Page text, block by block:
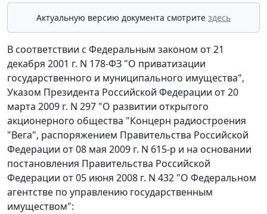
Актуальную версию документа смотрите здесь
В соответствии с Федеральным законом от 21
декабря 2001 г. N 178-ФЗ "О приватизации
государственного и муниципального имущества",
Указом Президента Российской Федерации от 20
марта 2009 г. N 297 "О развитии открытого
акционерного общества "Концерн радиостроения
"Вега", распоряжением Правительства Российской
Федерации от 08 мая 2009 г. N 615-р и на основании
постановления Правительства Российской
Федерации от 05 июня 2008 г. N 432 "О Федеральном
агентстве по управлению государственным
имуществом":